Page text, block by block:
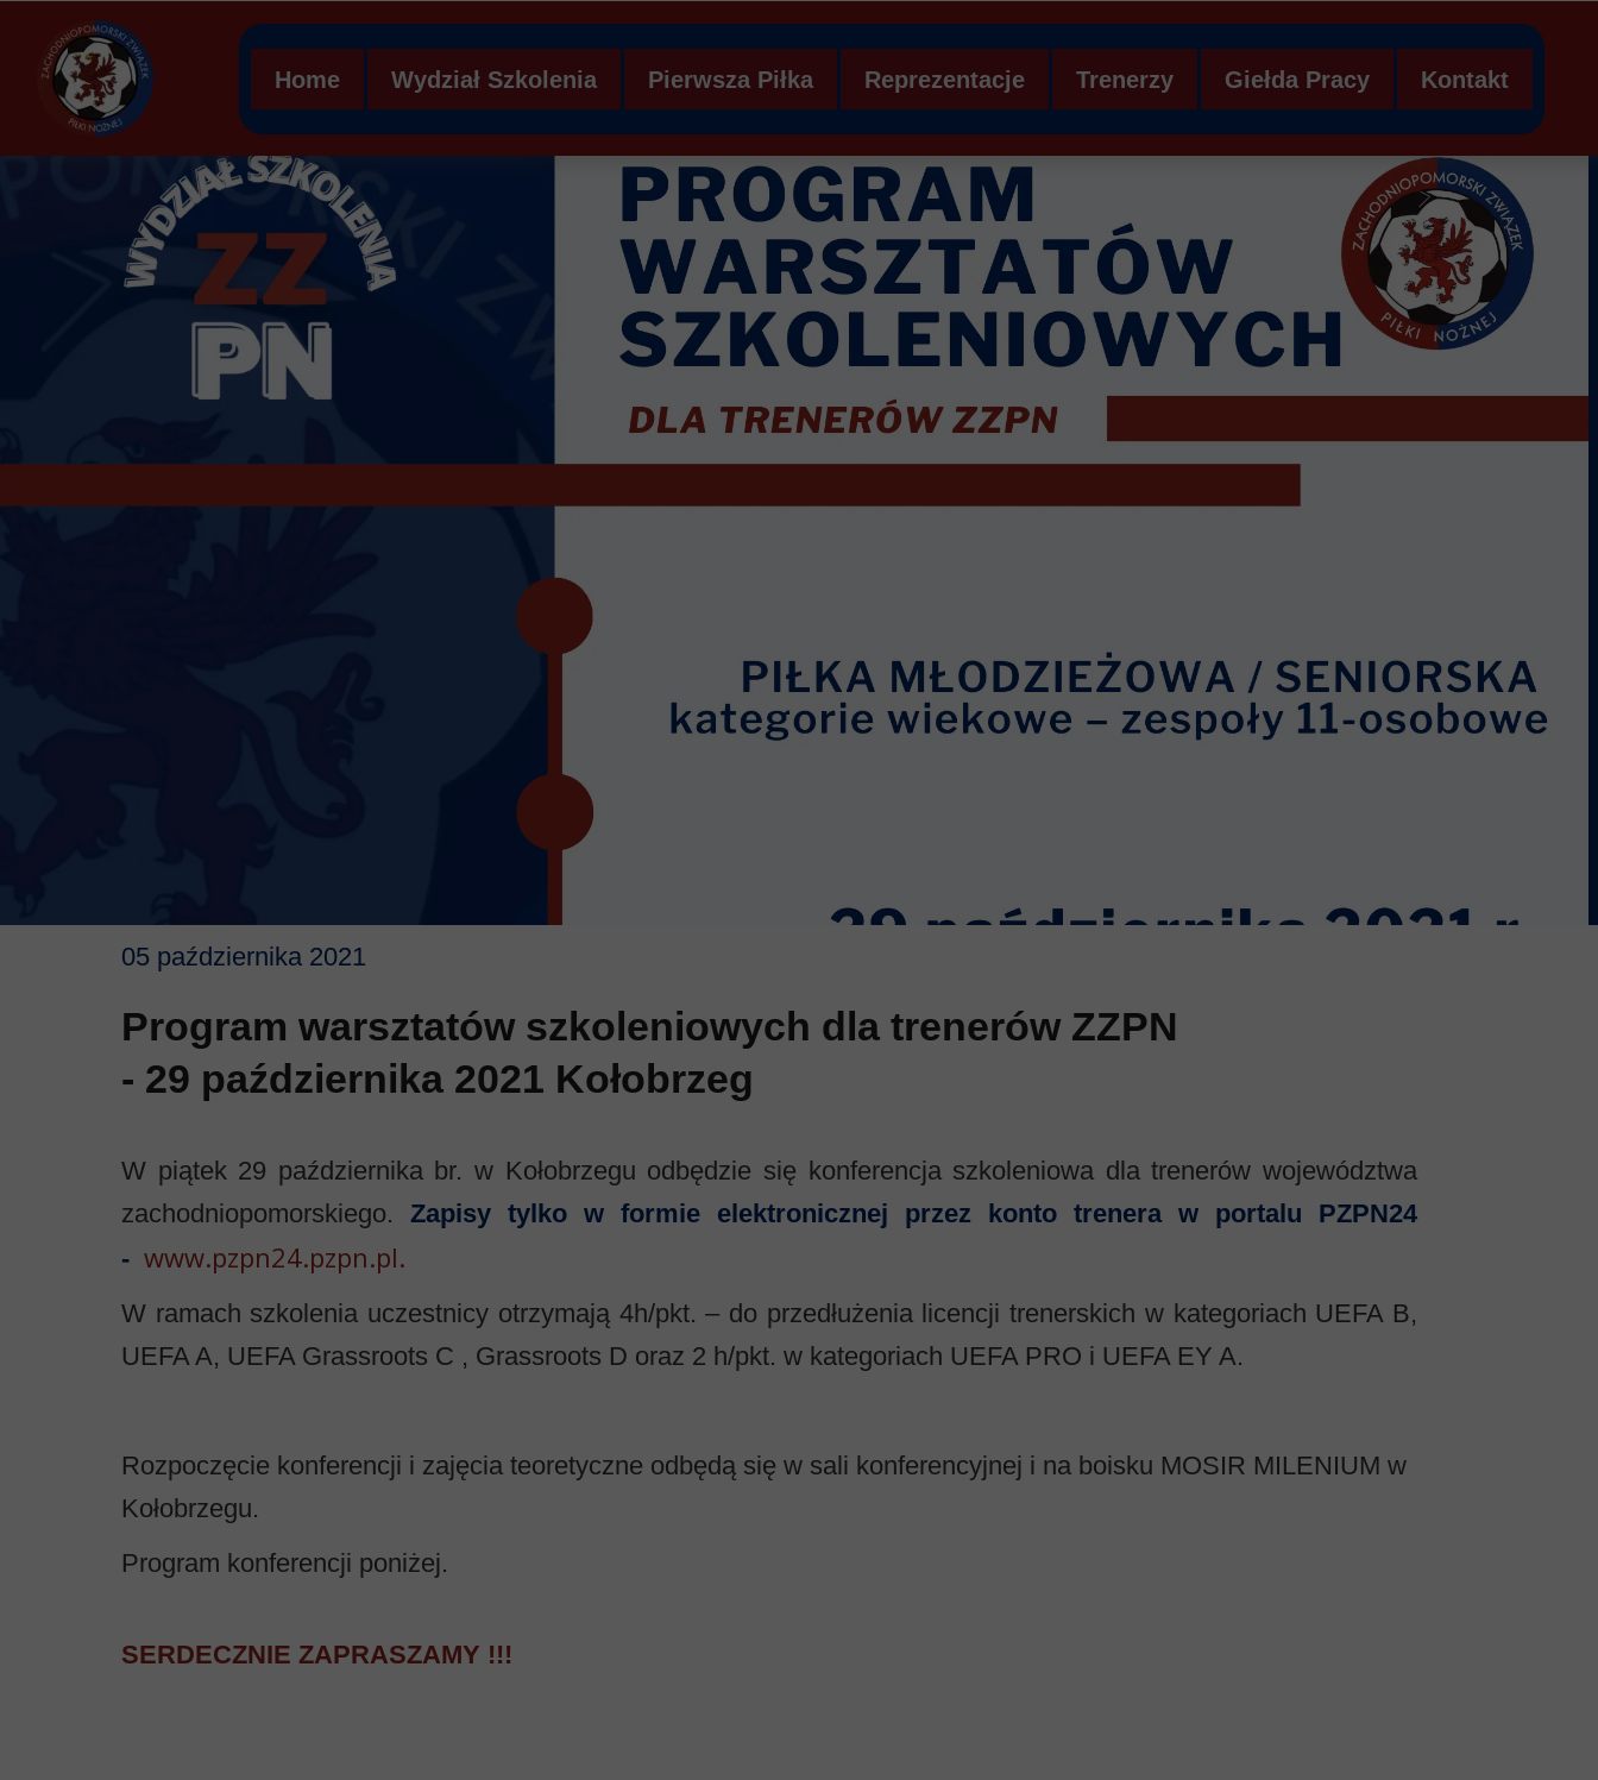
Home Wydział Szkolenia
Regulamin WS ZZPN
Struktura organizacyjna
Ławka kar
Mobilna Akademia Młodych Orłów
Pierwsza Piłka
Aktualności - Pierwsza Piłka
Koordynatorzy
Piłkarski Festiwal Skrzata
Ankieta do zgłaszania drużyn
Sprawozdanie z turnieju
Reprezentacje
Aktualności - Reprezentacje
Zgłoszenie na konsultację kadry ZZPN
Kadra 2012
Kadra 2013
Kadra Dziewcząt U-15
Trenerzy
Aktualności -Trenerzy
Kurs animatora piłki nożnej
Nabór na kursy
Dokumenty
KURS UEFA C III.26
Giełda Pracy
Klub szuka trenera!
Trener szuka klubu!
Kontakt
05 października 2021
Program warsztatów szkoleniowych dla trenerów ZZPN
- 29 października 2021 Kołobrzeg
W piątek 29 października br. w Kołobrzegu odbędzie się konferencja szkoleniowa dla trenerów województwa
zachodniopomorskiego. Zapisy tylko w formie elektronicznej przez konto trenera w portalu PZPN24
- www.pzpn24.pzpn.pl.
W ramach szkolenia uczestnicy otrzymają 4h/pkt. – do przedłużenia licencji trenerskich w kategoriach UEFA B,
UEFA A, UEFA Grassroots C , Grassroots D oraz 2 h/pkt. w kategoriach UEFA PRO i UEFA EY A.
Rozpoczęcie konferencji i zajęcia teoretyczne odbędą się w sali konferencyjnej i na boisku MOSIR MILENIUM w
Kołobrzegu.
Program konferencji poniżej.
SERDECZNIE ZAPRASZAMY !!!